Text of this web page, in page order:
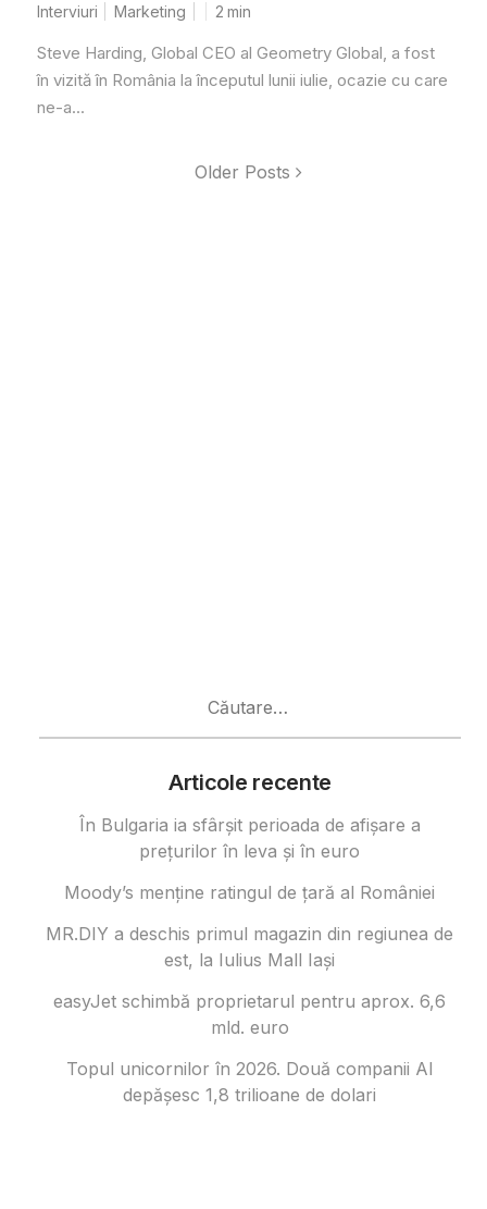
Interviuri Marketing 2 min
Steve Harding, Global CEO al Geometry Global, a fost
în vizită în România la începutul lunii iulie, ocazie cu care
ne-a...
Older Posts
Articole recente
În Bulgaria ia sfârşit perioada de afișare a
prețurilor în ​​leva și în euro
Moody’s menține ratingul de țară al României
MR.DIY a deschis primul magazin din regiunea de
est, la Iulius Mall Iași
easyJet schimbă proprietarul pentru aprox. 6,6
mld. euro
Topul unicornilor în 2026. Două companii AI
depășesc 1,8 trilioane de dolari